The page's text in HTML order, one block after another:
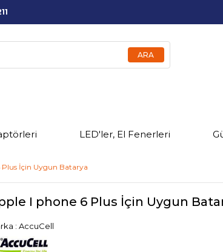
LED'ler, El Fenerleri
Plus İçin Uygun Batarya
I phone 6 Plus İçin Uygun
: AccuCell